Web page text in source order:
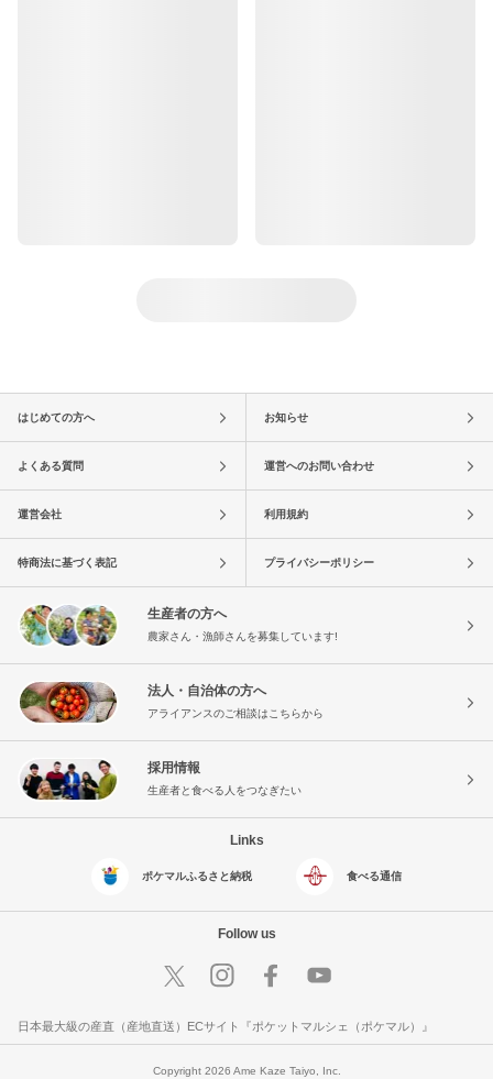
はじめての方へ お知らせ
よくある質問 運営へのお問い合わせ
運営会社 利用規約
特商法に基づく表記 プライバシーポリシー
生産者の方へ
農家さん・漁師さんを募集しています!
法人・自治体の方へ
アライアンスのご相談はこちらから
採用情報
生産者と食べる人をつなぎたい
Links
ポケマルふるさと納税 食べる通信
Follow us
日本最大級の産直（産地直送）ECサイト『ポケットマルシェ（ポケマル）』
Copyright 2026 Ame Kaze Taiyo, Inc.